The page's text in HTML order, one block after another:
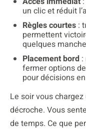
un clic et réduit
Règles courtes :
permettent
quelques
Placement bord :
fermer options
pour décisions
Le soir vous
décroche. Vous
de temps. Ce que